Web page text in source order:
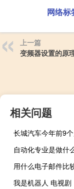
网络标
上一篇
变频器设置的原
相关问题
自动化专业是做什
用什么电子邮件比
我是机器人 电视剧